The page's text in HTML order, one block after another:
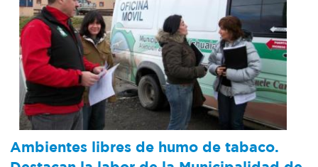
Ambientes libres de humo de tabaco.